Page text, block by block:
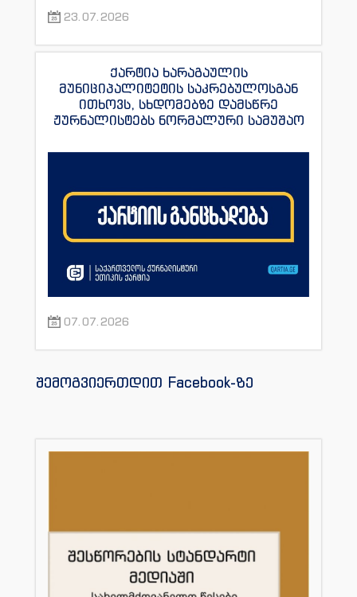
23.07.2026
ქარტია ხარაგაულის
მუნიციპალიტეტის საკრებულოსგან
ითხოვს, სხდომებზე დამსწრე
ჟურნალისტებს ნორმალური სამუშაო
07.07.2026
შემოგვიერთდით Facebook-ზე